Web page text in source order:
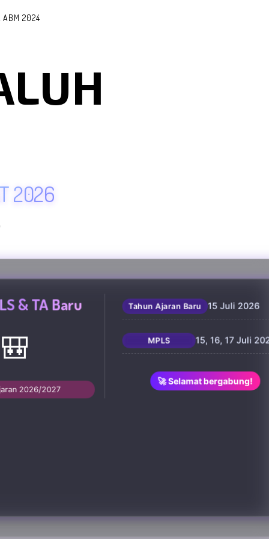
ABM 2024
2026
& TA Baru
🎒
2026/2027
Tahun Ajaran Baru 15 Juli 2026
MPLS 15, 16, 17 Juli
🚀 Selamat bergabung!